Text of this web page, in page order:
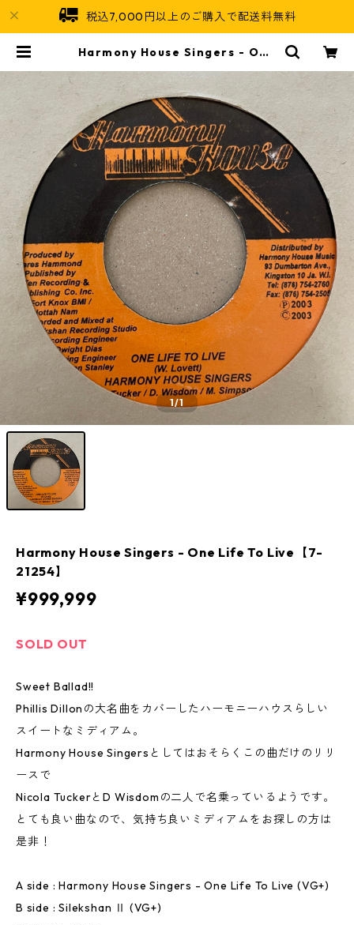
税込7,000円以上のご購入で配送料無料
Harmony House Singers - One
ican Soul
1/1
Harmony House Singers - One Life To Live【7-
21254】
¥999,999
SOLD OUT
Sweet Ballad!!
Phillis Dillonの大名曲をカバーしたハーモニーハウスらしい
スイートなミディアム。
Harmony House Singersとしてはおそらくこの曲だけのリリ
ースで
Nicola TuckerとD Wisdomの二人で名乗っているようです。
とても良い曲なので、気持ち良いミディアムをお探しの方は
是非！
A side : Harmony House Singers - One Life To Live (VG+)
B side : Silekshan Ⅱ (VG+)